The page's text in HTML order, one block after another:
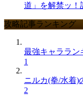
道」を解禁ッ！
攻略記事ランキング
最強キャララン
1
ニルカ(拳/水着)
2